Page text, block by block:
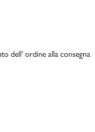
dell' ordine alla consegna